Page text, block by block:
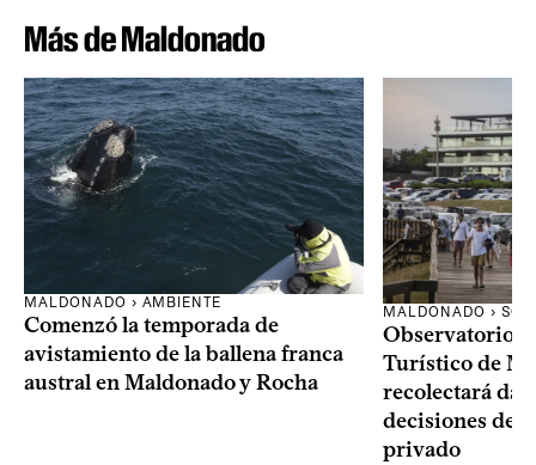
Más de Maldonado
MALDONADO › AMBIENTE
Comenzó la temporada de
avistamiento de la ballena franca
austral en Maldonado y Rocha
MALDONADO ›
Observatorio
Turístico de
recolectará
decisiones del
privado